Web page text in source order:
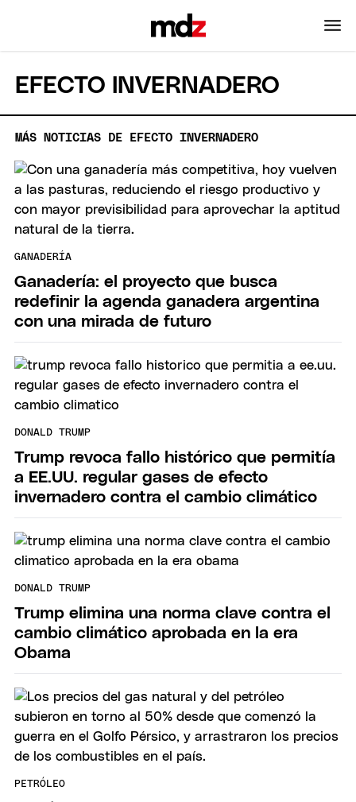
EFECTO INVERNADERO
MÁS NOTICIAS DE EFECTO INVERNADERO
GANADERÍA
Ganadería: el proyecto que busca
redefinir la agenda ganadera argentina
con una mirada de futuro
DONALD TRUMP
Trump revoca fallo histórico que permitía
a EE.UU. regular gases de efecto
invernadero contra el cambio climático
DONALD TRUMP
Trump elimina una norma clave contra el
cambio climático aprobada en la era
Obama
PETRÓLEO